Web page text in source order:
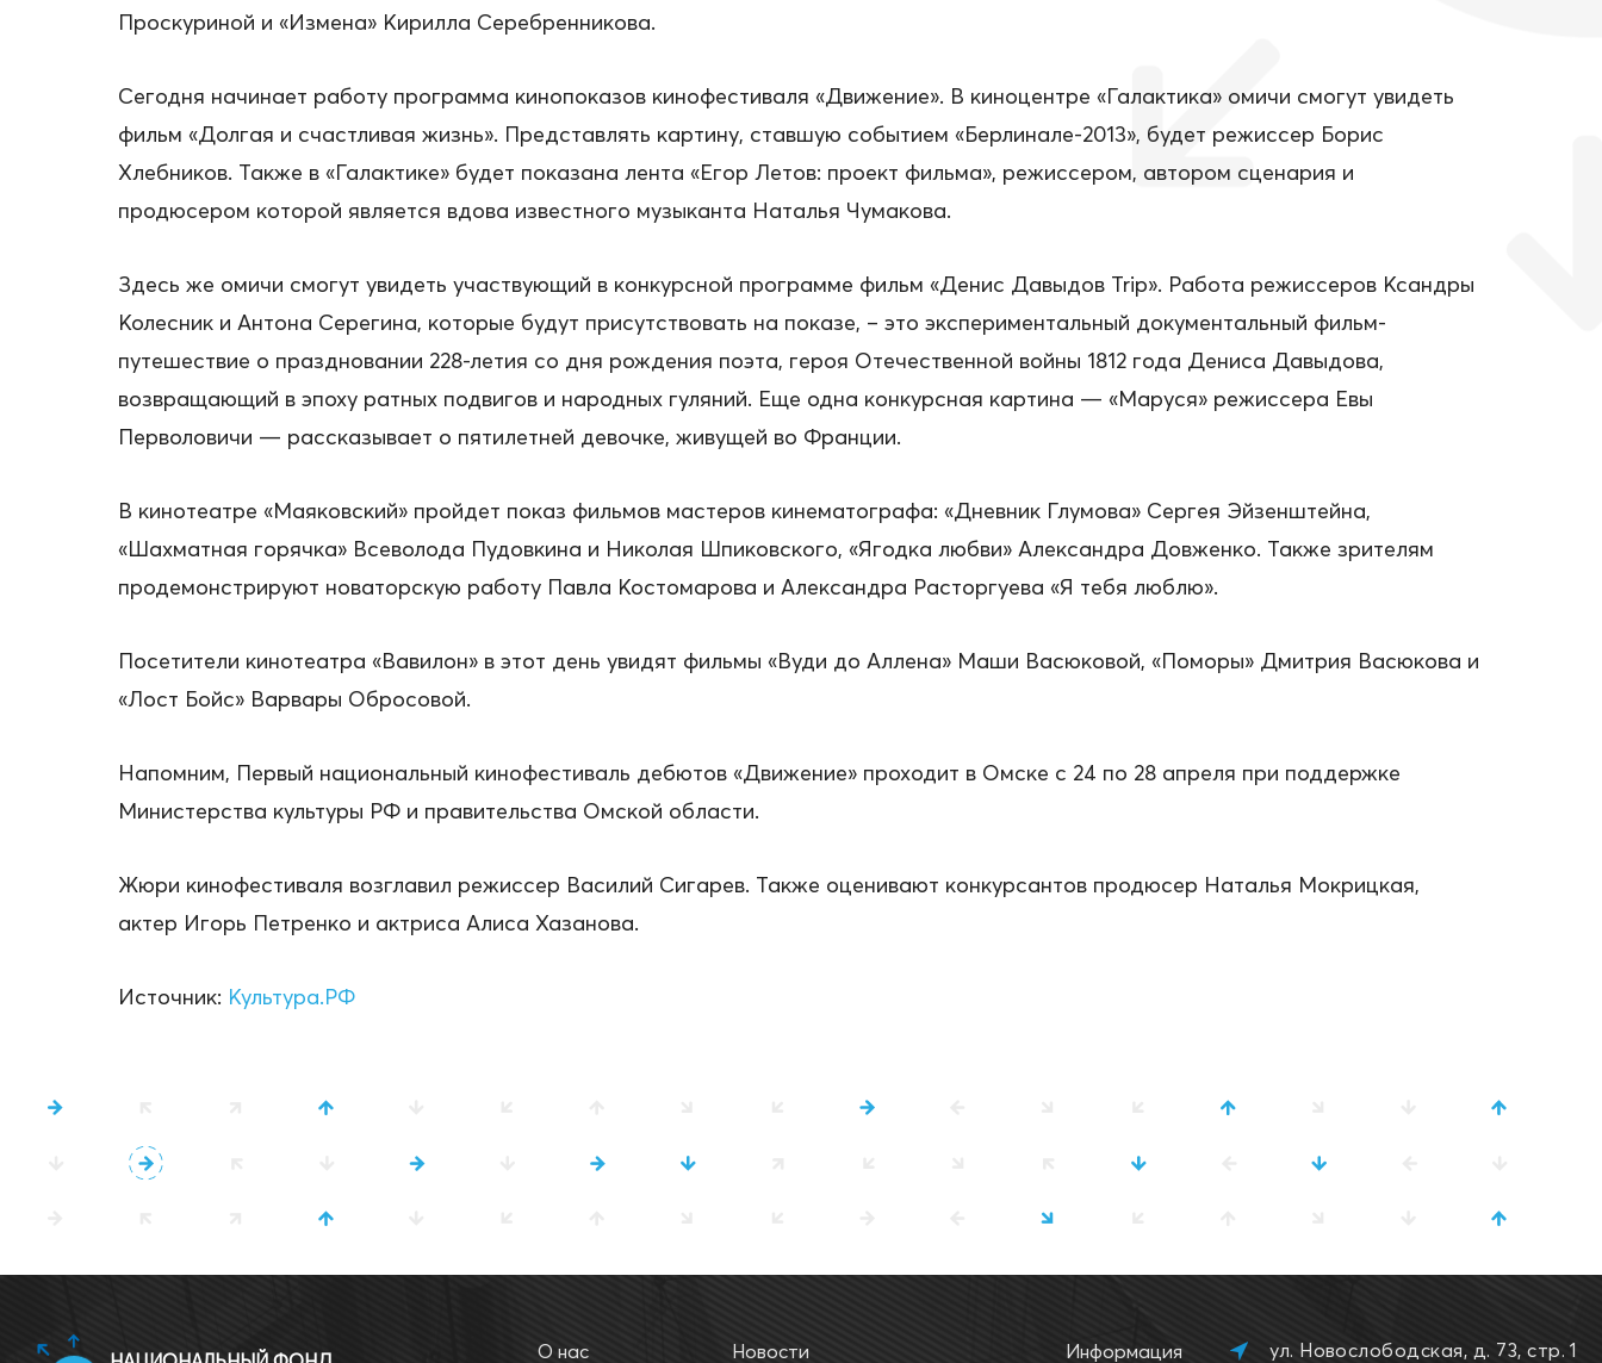
Проскуриной и «Измена» Кирилла Серебренникова.
Сегодня начинает работу программа кинопоказов кинофестиваля «Движение». В киноцентре «Галактика» омичи смогут увидеть
фильм «Долгая и счастливая жизнь». Представлять картину, ставшую событием «Берлинале-2013», будет режиссер Борис
Хлебников. Также в «Галактике» будет показана лента «Егор Летов: проект фильма», режиссером, автором сценария и
продюсером которой является вдова известного музыканта Наталья Чумакова.
Здесь же омичи смогут увидеть участвующий в конкурсной программе фильм «Денис Давыдов Trip». Работа режиссеров Ксандры
Колесник и Антона Серегина, которые будут присутствовать на показе, – это экспериментальный документальный фильм-
путешествие о праздновании 228-летия со дня рождения поэта, героя Отечественной войны 1812 года Дениса Давыдова,
возвращающий в эпоху ратных подвигов и народных гуляний. Еще одна конкурсная картина — «Маруся» режиссера Евы
Перволовичи — рассказывает о пятилетней девочке, живущей во Франции.
В кинотеатре «Маяковский» пройдет показ фильмов мастеров кинематографа: «Дневник Глумова» Сергея Эйзенштейна,
«Шахматная горячка» Всеволода Пудовкина и Николая Шпиковского, «Ягодка любви» Александра Довженко. Также зрителям
продемонстрируют новаторскую работу Павла Костомарова и Александра Расторгуева «Я тебя люблю».
Посетители кинотеатра «Вавилон» в этот день увидят фильмы «Вуди до Аллена» Маши Васюковой, «Поморы» Дмитрия Васюкова и
«Лост Бойс» Варвары Обросовой.
Напомним, Первый национальный кинофестиваль дебютов «Движение» проходит в Омске с 24 по 28 апреля при поддержке
Министерства культуры РФ и правительства Омской области.
Жюри кинофестиваля возглавил режиссер Василий Сигарев. Также оценивают конкурсантов продюсер Наталья Мокрицкая,
актер Игорь Петренко и актриса Алиса Хазанова.
Источник: Культура.РФ
О нас Новости Информация ул. Новослободская, д. 73, стр. 1